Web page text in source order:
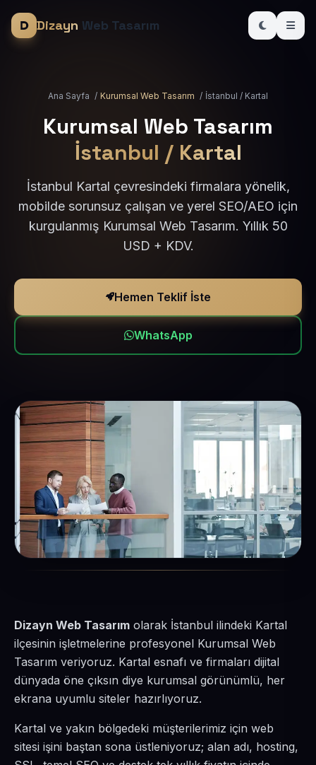
Dizayn Web Tasarım
Ana Sayfa / Kurumsal Web Tasarım / İstanbul / Kartal
Kurumsal Web Tasarım
İstanbul / Kartal
İstanbul Kartal çevresindeki firmalara yönelik,
mobilde sorunsuz çalışan ve yerel SEO/AEO için
kurgulanmış Kurumsal Web Tasarım. Yıllık 50
USD + KDV.
Hemen Teklif İste
WhatsApp
Dizayn Web Tasarım olarak İstanbul ilindeki Kartal
ilçesinin işletmelerine profesyonel Kurumsal Web
Tasarım veriyoruz. Kartal esnafı ve firmaları dijital
dünyada öne çıksın diye kurumsal görünümlü, her
ekrana uyumlu siteler hazırlıyoruz.
Kartal ve yakın bölgedeki müşterilerimiz için web
sitesi işini baştan sona üstleniyoruz; alan adı, hosting,